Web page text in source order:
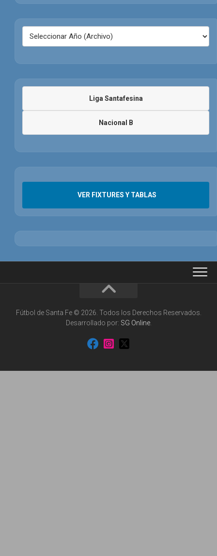
Liga Santafesina
Nacional B
VER FIXTURES Y TABLAS
Fútbol de Santa Fe © 2026. Todos los Derechos Reservados.
Desarrollado por: SG Online.